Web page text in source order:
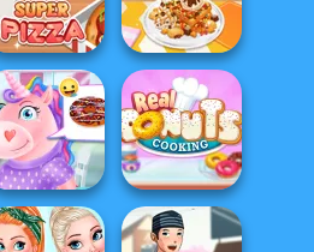
Burger
Lesson
Yummy Super
Pizza
Yummy Waffle
Ice Cream